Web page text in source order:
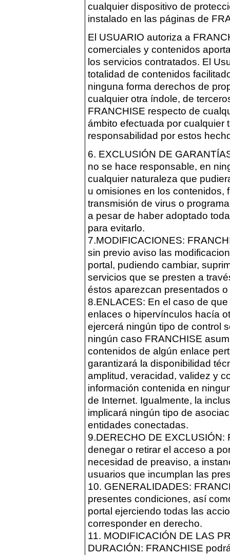
cualquier dispositivo de
instalado en las páginas de
El USUARIO autoriza a
comerciales y contenidos
los servicios contratados. El
totalidad de contenidos
ninguna forma derechos de
cualquier otra índole, de
FRANCHISE respecto de
ámbito efectuada por cualquier
responsabilidad por estos
6. EXCLUSIÓN DE
no se hace responsable, en
cualquier naturaleza que
u omisiones en los contenidos,
transmisión de virus o
a pesar de haber adoptado
para evitarlo.
7.MODIFICACIONES:
sin previo aviso las
portal, pudiendo cambiar,
servicios que se presten a
éstos aparezcan presentados
8.ENLACES: En el caso de
enlaces o hipervínculos hacía
ejercerá ningún tipo de control
ningún caso FRANCHISE
contenidos de algún enlace
garantizará la disponibilidad
amplitud, veracidad, validez y
información contenida en
de Internet. Igualmente, la
implicará ningún tipo de
entidades conectadas.
9.DERECHO DE
denegar o retirar el acceso a
necesidad de preaviso, a
usuarios que incumplan las
10. GENERALIDADES:
presentes condiciones, así
portal ejerciendo todas las
corresponder en derecho.
11. MODIFICACIÓN DE LAS
DURACIÓN: FRANCHISE